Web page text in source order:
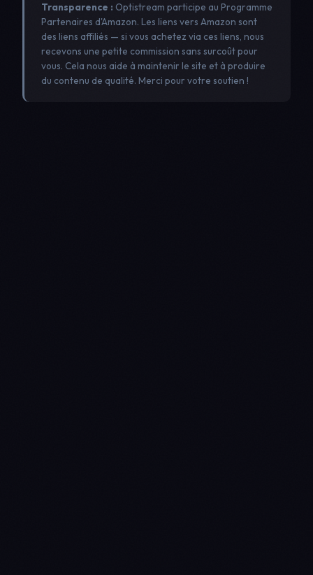
Transparence : Optistream participe au Programme
Partenaires d'Amazon. Les liens vers Amazon sont
des liens affiliés — si vous achetez via ces liens, nous
recevons une petite commission sans surcoût pour
vous. Cela nous aide à maintenir le site et à produire
du contenu de qualité. Merci pour votre soutien !